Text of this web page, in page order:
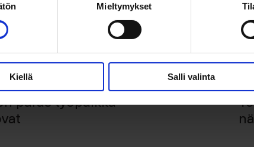
Mieltymykset
Kiellä Salli valinta
paras työpaikka –